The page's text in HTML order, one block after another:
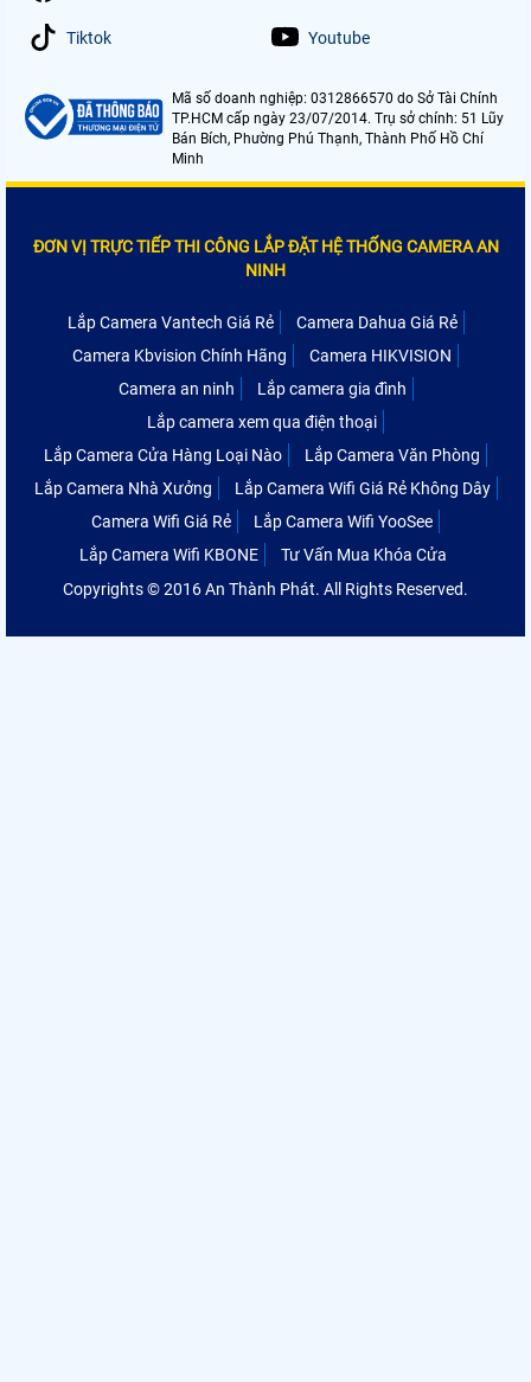
Tiktok Youtube
Mã số doanh nghiệp: 0312866570 do Sở Tài Chính
TP.HCM cấp ngày 23/07/2014. Trụ sở chính: 51 Lũy
Bán Bích, Phường Phú Thạnh, Thành Phố Hồ Chí
Minh
ĐƠN VỊ TRỰC TIẾP THI CÔNG LẮP ĐẶT HỆ THỐNG CAMERA AN
NINH
Lắp Camera Vantech Giá Rẻ
Camera Dahua Giá Rẻ
Camera Kbvision Chính Hãng
Camera HIKVISION
Camera an ninh
Lắp camera gia đình
Lắp camera xem qua điện thoại
Lắp Camera Cửa Hàng Loại Nào
Lắp Camera Văn Phòng
Lắp Camera Nhà Xưởng
Lắp Camera Wifi Giá Rẻ Không Dây
Camera Wifi Giá Rẻ
Lắp Camera Wifi YooSee
Lắp Camera Wifi KBONE
Tư Vấn Mua Khóa Cửa
Copyrights © 2016 An Thành Phát. All Rights Reserved.